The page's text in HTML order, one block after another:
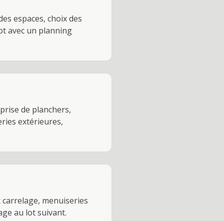
espaces, choix des
avec un planning
de planchers,
extérieures,
menuiseries
au lot suivant.